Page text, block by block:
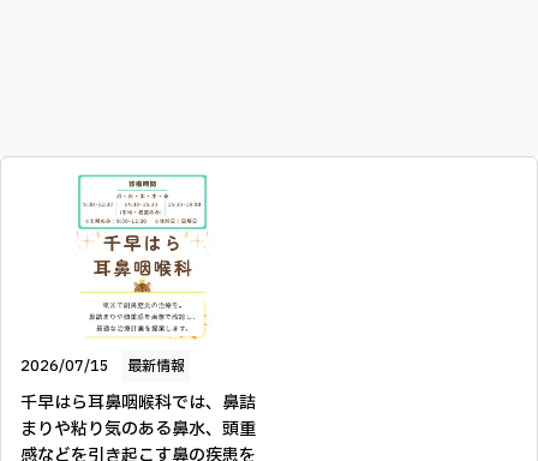
2026/07/15 最新情報
千早はら耳鼻咽喉科では、鼻詰
まりや粘り気のある鼻水、頭重
感などを引き起こす鼻の疾患を